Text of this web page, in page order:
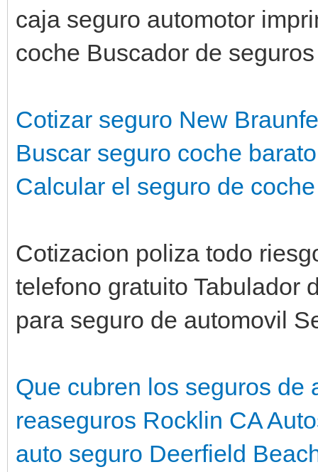
caja seguro automotor
coche Buscador de
Cotizar seguro New
Buscar seguro coche
Calcular el seguro de
Cotizacion poliza todo
telefono gratuito Tabulador
para seguro de automovil
Que cubren los seguros de
reaseguros Rocklin CA
auto seguro Deerfield